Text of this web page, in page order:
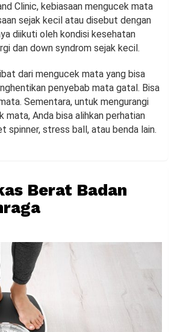
Clinic, kebiasaan mengucek mata
sejak kecil atau disebut dengan
diikuti oleh kondisi kesehatan
dan down syndrom sejak kecil.
dari mengucek mata yang bisa
penyebab mata gatal. Bisa
Sementara, untuk mengurangi
mata, Anda bisa alihkan perhatian
spinner, stress ball, atau benda lain.
Berat Badan